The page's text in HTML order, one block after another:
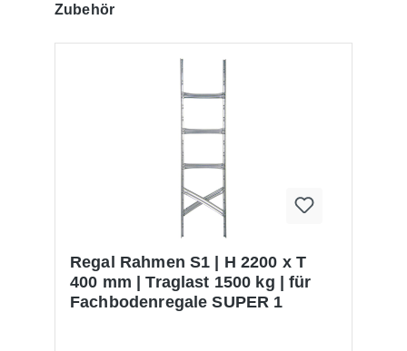
Produktgalerie überspringen
Zubehör
Regal Rahmen S1 | H 2200 x T
400 mm | Traglast 1500 kg | für
Fachbodenregale SUPER 1